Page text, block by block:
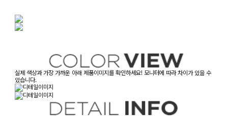
실제 색상과 가장 가까운 아래 제품이미지를 확인하세요! 모니터에 따라 차이가 있을 수
있습니다.